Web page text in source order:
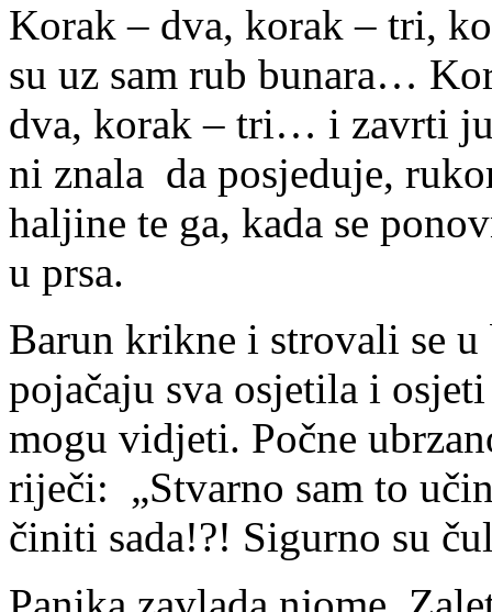
Korak – dva, korak – tri,
su uz sam rub bunara…
dva, korak – tri… i zavrti
ni znala da posjeduje,
haljine te ga, kada se
u prsa.
Barun krikne i strovali se u
pojačaju sva osjetila i
mogu vidjeti. Počne
riječi: „Stvarno sam to
činiti sada!?! Sigurno su